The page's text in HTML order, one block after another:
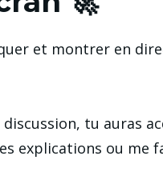
et montrer en
tu auras
explications ou me